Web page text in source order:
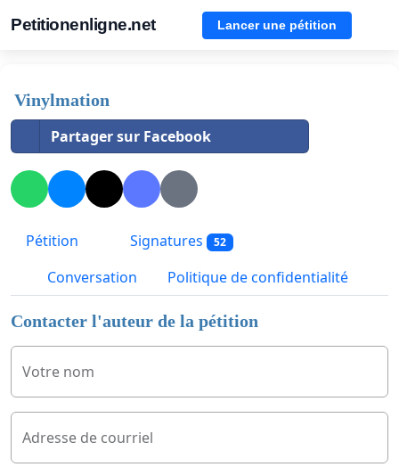
Petitionenligne.net Lancer une pétition
Vinylmation
Partager sur Facebook
Pétition Signatures 52
Conversation Politique de confidentialité
Contacter l'auteur de la pétition
Votre nom
Adresse de courriel